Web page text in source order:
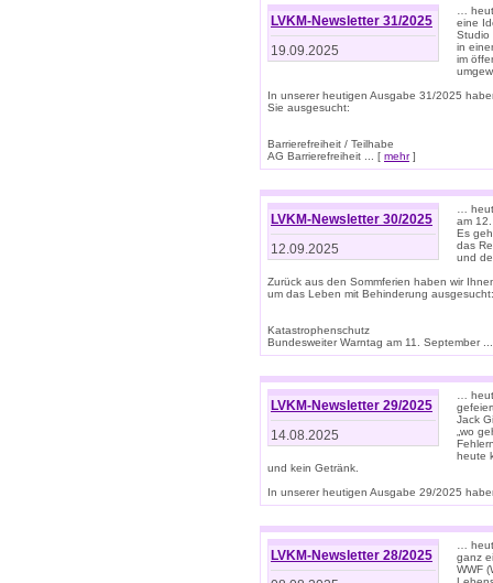
LVKM-Newsletter 31/2025
19.09.2025
…
eine
Studio
in
im
In unserer heutigen Ausgabe 31/2025
Sie ausgesucht:
Barrierefreiheit / Teilhabe
AG Barrierefreiheit ... [ mehr]
LVKM-Newsletter 30/2025
12.09.2025
…
am
Es
das
und
Zurück aus den Sommferien haben wir
um das Leben mit Behinderung ausgesucht:
Katastrophenschutz
Bundesweiter Warntag am 11. September
LVKM-Newsletter 29/2025
14.08.2025
…
Jack
„wo
heute
und kein Getränk.
In unserer heutigen Ausgabe 29/2025
LVKM-Newsletter 28/2025
…
ganz
WWF